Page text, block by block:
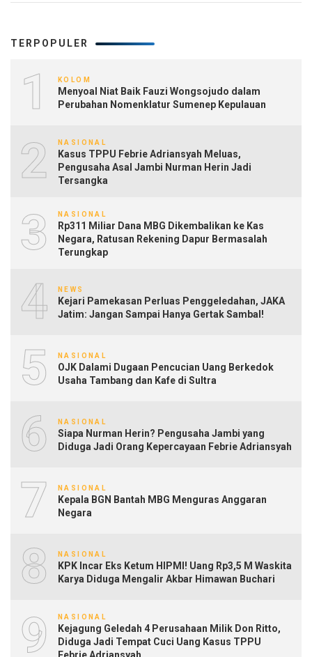
TERPOPULER
1 KOLOM
Menyoal Niat Baik Fauzi Wongsojudo dalam
Perubahan Nomenklatur Sumenep Kepulauan
2 NASIONAL
Kasus TPPU Febrie Adriansyah Meluas,
Pengusaha Asal Jambi Nurman Herin Jadi
Tersangka
3 NASIONAL
Rp311 Miliar Dana MBG Dikembalikan ke Kas
Negara, Ratusan Rekening Dapur Bermasalah
Terungkap
4 NEWS
Kejari Pamekasan Perluas Penggeledahan, JAKA
Jatim: Jangan Sampai Hanya Gertak Sambal!
5 NASIONAL
OJK Dalami Dugaan Pencucian Uang Berkedok
Usaha Tambang dan Kafe di Sultra
6 NASIONAL
Siapa Nurman Herin? Pengusaha Jambi yang
Diduga Jadi Orang Kepercayaan Febrie Adriansyah
7 NASIONAL
Kepala BGN Bantah MBG Menguras Anggaran
Negara
8 NASIONAL
KPK Incar Eks Ketum HIPMI! Uang Rp3,5 M Waskita
Karya Diduga Mengalir Akbar Himawan Buchari
9 NASIONAL
Kejagung Geledah 4 Perusahaan Milik Don Ritto,
Diduga Jadi Tempat Cuci Uang Kasus TPPU
Febrie Adriansyah